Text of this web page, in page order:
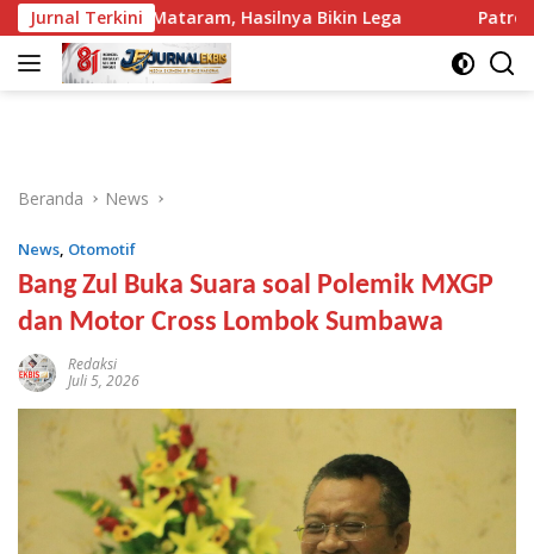
Langsung
ke
konten
Jurnal Terkini
PKK Mataram, Hasilnya Bikin Lega Patroli Tengah
Beranda News
News, Otomotif
Bang Zul Buka Suara soal Polemik MXGP
dan Motor Cross Lombok Sumbawa
Redaksi
Juli 5, 2026